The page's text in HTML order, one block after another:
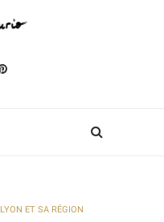
LYON ET SA RÉGION